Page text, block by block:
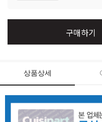
구매하기
상품상세